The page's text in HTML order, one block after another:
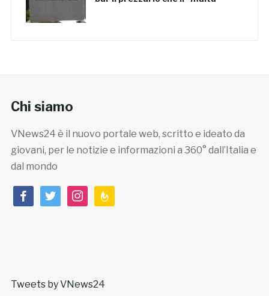
Chi siamo
VNews24 è il nuovo portale web, scritto e ideato da
giovani, per le notizie e informazioni a 360° dall’Italia e
dal mondo
facebooktwitterinstagramfeedburner
Tweets by VNews24